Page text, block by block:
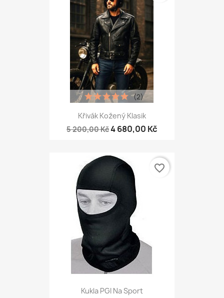
Křivák Kožený Klasik
5 200,00 Kč4 680,00 Kč
(2)
Kukla PGI Na Sport
favorite_border